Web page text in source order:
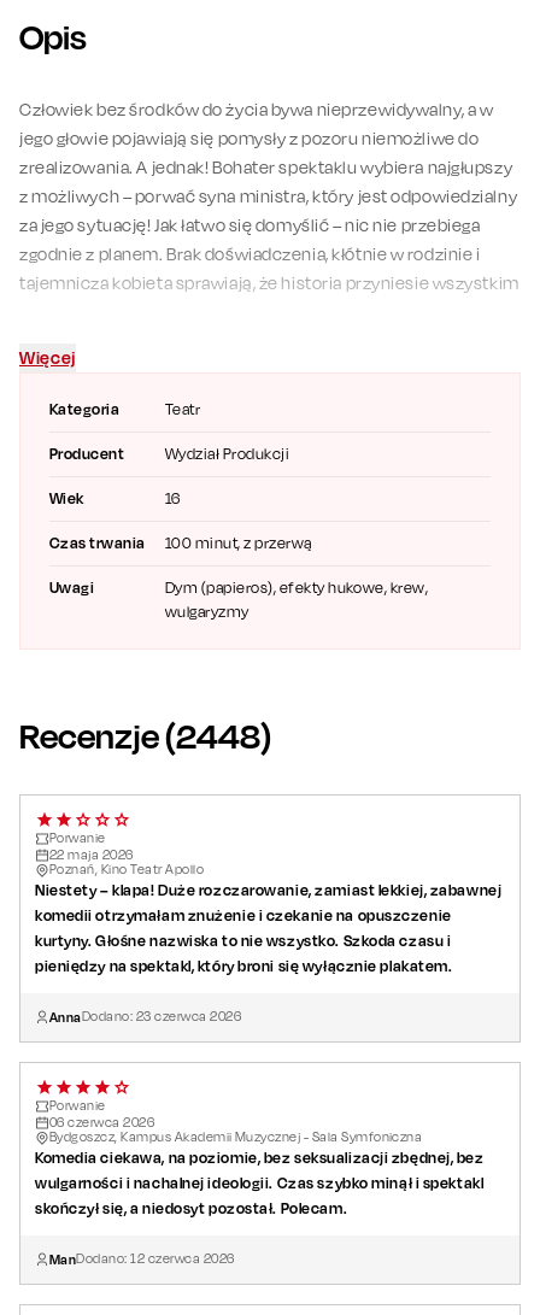
Opis
Kategoria Teatr
Producent Wydział Produkcji
Wiek 16
Czas trwania 100 minut, z przerwą
Uwagi
Dym (papieros), efekty hukowe, krew,
wulgaryzmy
Człowiek bez środków do życia bywa nieprzewidywalny, a w
jego głowie pojawiają się pomysły z pozoru niemożliwe do
zrealizowania. A jednak! Bohater spektaklu wybiera najgłupszy
z możliwych – porwać syna ministra, który jest odpowiedzialny
za jego sytuację! Jak łatwo się domyślić – nic nie przebiega
zgodnie z planem. Brak doświadczenia, kłótnie w rodzinie i
tajemnicza kobieta sprawiają, że historia przyniesie wszystkim
Gwiazdorska obsada, kryminalna intryga i zaskakujące zwroty
tego komicznego spektaklu!
Damian Kulec
Piotr Grabowski
Marcin Perchuć
Paweł Ciołkosz
Karol Bytner
Muzyka:Piotr Hajduk
pirotechniczne.
Więcej
Recenzje (2448)
Porwanie
22 maja 2026
Poznań, Kino Teatr Apollo
Niestety – klapa! Duże rozczarowanie, zamiast lekkiej, zabawnej
komedii otrzymałam znużenie i czekanie na opuszczenie
kurtyny. Głośne nazwiska to nie wszystko. Szkoda czasu i
pieniędzy na spektakl, który broni się wyłącznie plakatem.
AnnaDodano: 23 czerwca 2026
Porwanie
06 czerwca 2026
Bydgoszcz, Kampus Akademii Muzycznej - Sala Symfoniczna
Komedia ciekawa, na poziomie, bez seksualizacji zbędnej, bez
wulgarności i nachalnej ideologii. Czas szybko minął i spektakl
skończył się, a niedosyt pozostał. Polecam.
ManDodano:12 czerwca 2026